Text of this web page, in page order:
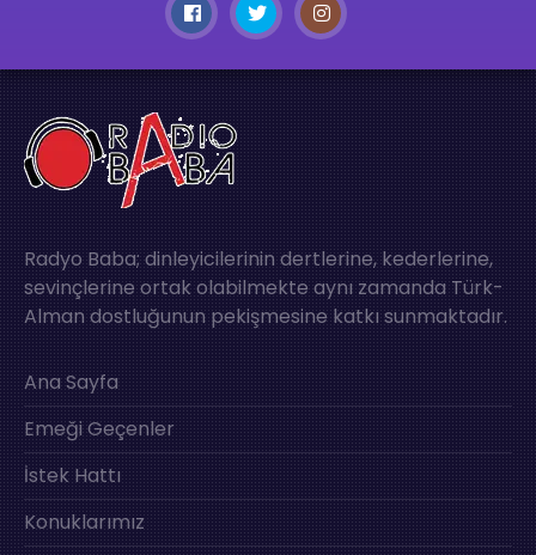
Radyo Baba; dinleyicilerinin dertlerine, kederlerine,
sevinçlerine ortak olabilmekte aynı zamanda Türk-
Alman dostluğunun pekişmesine katkı sunmaktadır.
Ana Sayfa
Emeği Geçenler
İstek Hattı
Konuklarımız